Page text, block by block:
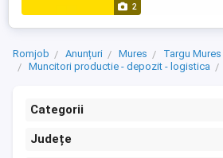
2
Romjob Anunțuri Mures Targu Mures
Muncitori productie - depozit - logistica
Categorii
Județe